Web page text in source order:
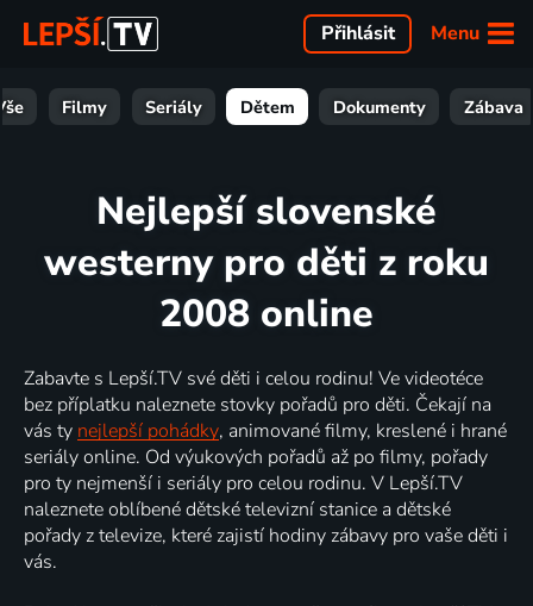
Menu
Přihlásit
Filmy Seriály Dětem Dokumenty Zábava
Nejlepší slovenské
westerny pro děti z roku
2008 online
Zabavte s Lepší.TV své děti i celou rodinu! Ve videotéce
bez příplatku naleznete stovky pořadů pro děti. Čekají na
vás ty nejlepší pohádky, animované filmy, kreslené i hrané
seriály online. Od výukových pořadů až po filmy, pořady
pro ty nejmenší i seriály pro celou rodinu. V Lepší.TV
naleznete oblíbené dětské televizní stanice a dětské
pořady z televize, které zajistí hodiny zábavy pro vaše děti i
vás.